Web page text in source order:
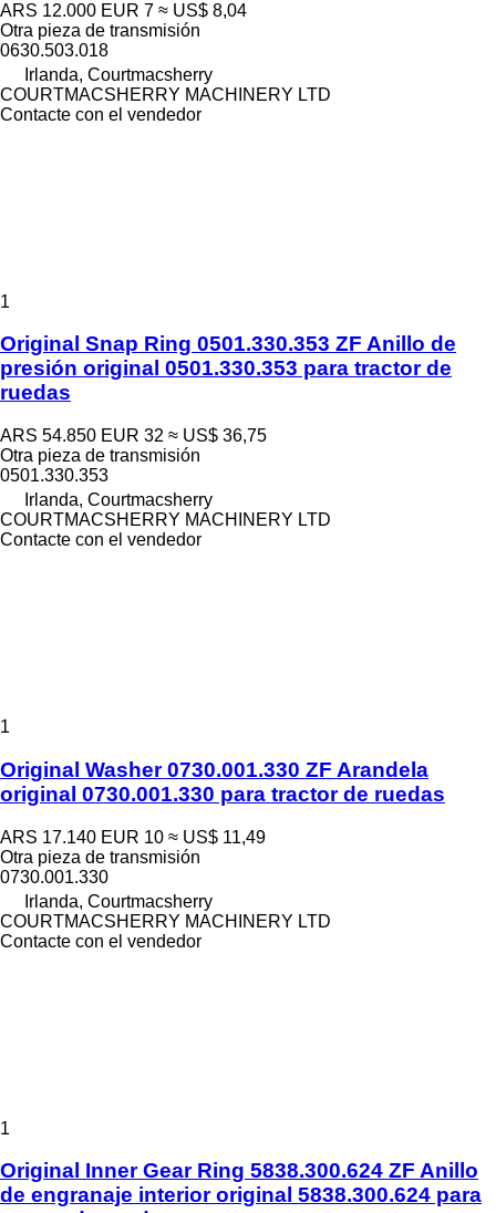
ARS 12.000 EUR 7 ≈ US$ 8,04
Otra pieza de transmisión
0630.503.018
Irlanda, Courtmacsherry
COURTMACSHERRY MACHINERY LTD
Contacte con el vendedor
1
Original Snap Ring 0501.330.353 ZF Anillo de
presión original 0501.330.353 para tractor de
ruedas
ARS 54.850 EUR 32 ≈ US$ 36,75
Otra pieza de transmisión
0501.330.353
Irlanda, Courtmacsherry
COURTMACSHERRY MACHINERY LTD
Contacte con el vendedor
1
Original Washer 0730.001.330 ZF Arandela
original 0730.001.330 para tractor de ruedas
ARS 17.140 EUR 10 ≈ US$ 11,49
Otra pieza de transmisión
0730.001.330
Irlanda, Courtmacsherry
COURTMACSHERRY MACHINERY LTD
Contacte con el vendedor
1
Original Inner Gear Ring 5838.300.624 ZF Anillo
de engranaje interior original 5838.300.624 para